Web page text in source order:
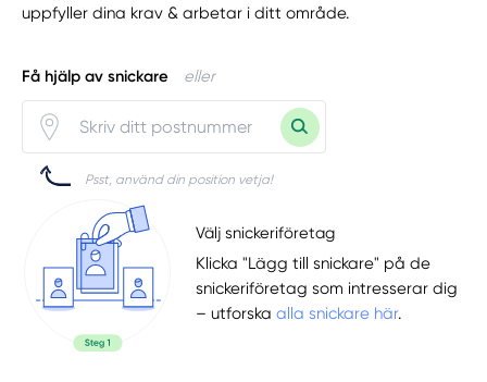
uppfyller dina krav & arbetar i ditt område.
Få hjälp av snickare eller
Psst, använd din position vetja!
Välj snickeriföretag
Klicka "Lägg till snickare" på de
snickeriföretag som intresserar dig
– utforskaalla snickare här.